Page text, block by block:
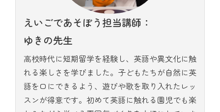
えいごであそぼう担当講師：
ゆきの先生
高校時代に短期留学を経験し、英語や異文化に触
れる楽しさを学びました。子どもたちが自然に英
語を口にできるよう、遊びや歌を取り入れたレッ
スンが得意です。初めて英語に触れる園児でも楽